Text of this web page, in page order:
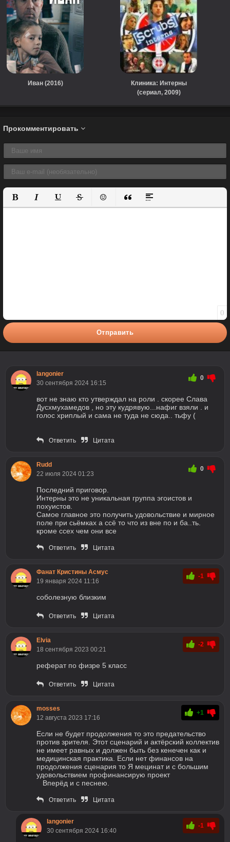
Иван (2016)
Клиника: Интерны
(сериал, 2009)
Прокомментировать
Полужирный
КурсивПодчеркнутый
ЗачеркнутыйВставить смайлик
Вставка цитаты
Вставка спойлера
0
Отправить
langonier
30 сентября 2024 16:15
0
вот не знаю кто утверждал на роли . скорее Слава
Дусхмухамедов , но эту кудрявую...нафиг взяли . и
голос хриплый и сама не туда не сюда.. тьфу (
Ответить Цитата
Rudd
22 июля 2024 01:23
0
Последний приговор.
Интерны это не уникальная группа эгоистов и
похуистов.
Самое главное это получить удовольствие и мирное
поле при сьёмках а ссё то что из вне по и ба..ть.
кроме ссех чем они все
Ответить Цитата
Фанат Кристины Асмус
19 января 2024 11:16
-1
соболезную близким
Ответить Цитата
Elvia
18 сентября 2023 00:21
-2
реферат по физре 5 класс
Ответить Цитата
mosses
12 августа 2023 17:16
+1
Если не будет продолжения то это предательство
против зрителя. Этот сценарий и актёрский коллектив
не имеет равных и должен быть без кенечен как и
медицинская практика. Если нет финансов на
продолжения сценария то Я мецинат и с большим
удовольствием профинансирую проект
Вперёд и с песнею.
Ответить Цитата
langonier
30 сентября 2024 16:40
-1